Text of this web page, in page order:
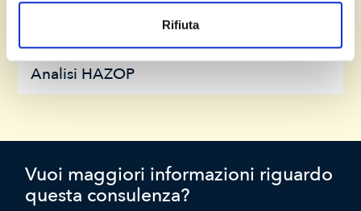
Rifiuta
Analisi HAZOP
Vuoi maggiori informazioni riguardo
questa consulenza?